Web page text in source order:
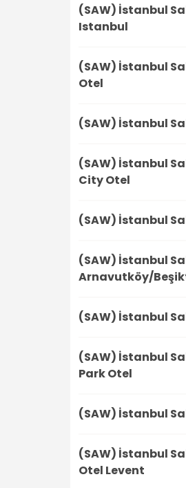
(SAW) İstanbul
Istanbul
(SAW) İstanbul
Otel
(SAW) İstanbul
(SAW) İstanbul
City Otel
(SAW) İstanbul
(SAW) İstanbul
Arnavutköy/
(SAW) İstanbul
(SAW) İstanbul
Park Otel
(SAW) İstanbul
(SAW) İstanbul
Otel Levent